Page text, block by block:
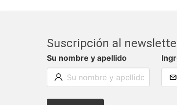
Suscripción al
Su nombre y apellido